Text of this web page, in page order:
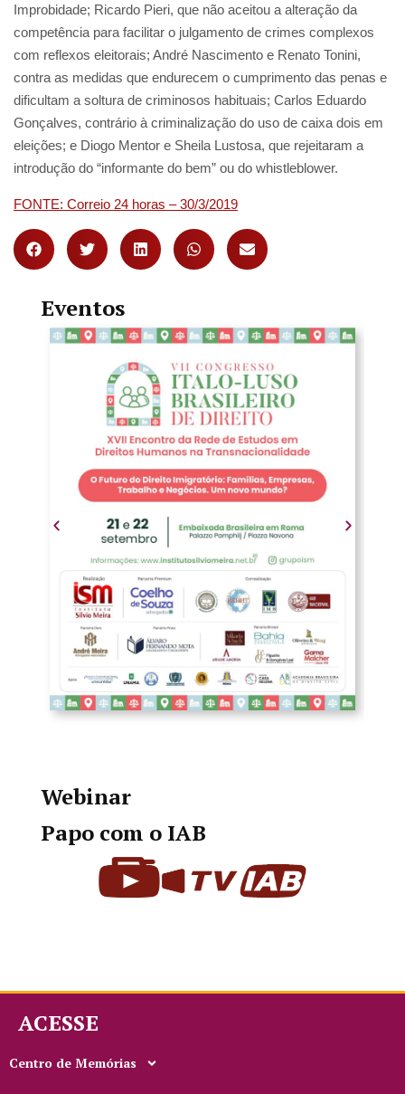
Improbidade; Ricardo Pieri, que não aceitou a alteração da
competência para facilitar o julgamento de crimes complexos
com reflexos eleitorais; André Nascimento e Renato Tonini,
contra as medidas que endurecem o cumprimento das penas e
dificultam a soltura de criminosos habituais; Carlos Eduardo
Gonçalves, contrário à criminalização do uso de caixa dois em
eleições; e Diogo Mentor e Sheila Lustosa, que rejeitaram a
introdução do “informante do bem” ou do whistleblower.
FONTE: Correio 24 horas – 30/3/2019
Eventos
Webinar
Papo com o IAB
ACESSE
Centro de Memórias